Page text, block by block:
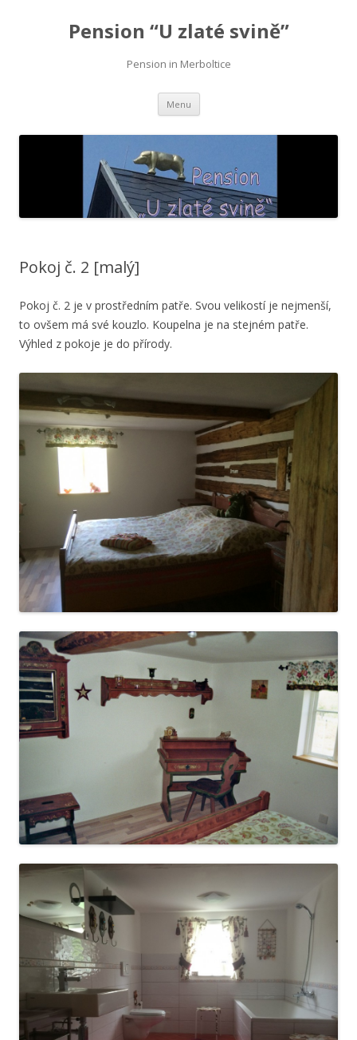
Pension “U zlaté svině”
Pension in Merboltice
Menu Skip
content
Pokoj č. 2 [malý]
Pokoj č. 2 je v prostředním patře. Svou velikostí je nejmenší,
to ovšem má své kouzlo. Koupelna je na stejném patře.
Výhled z pokoje je do přírody.